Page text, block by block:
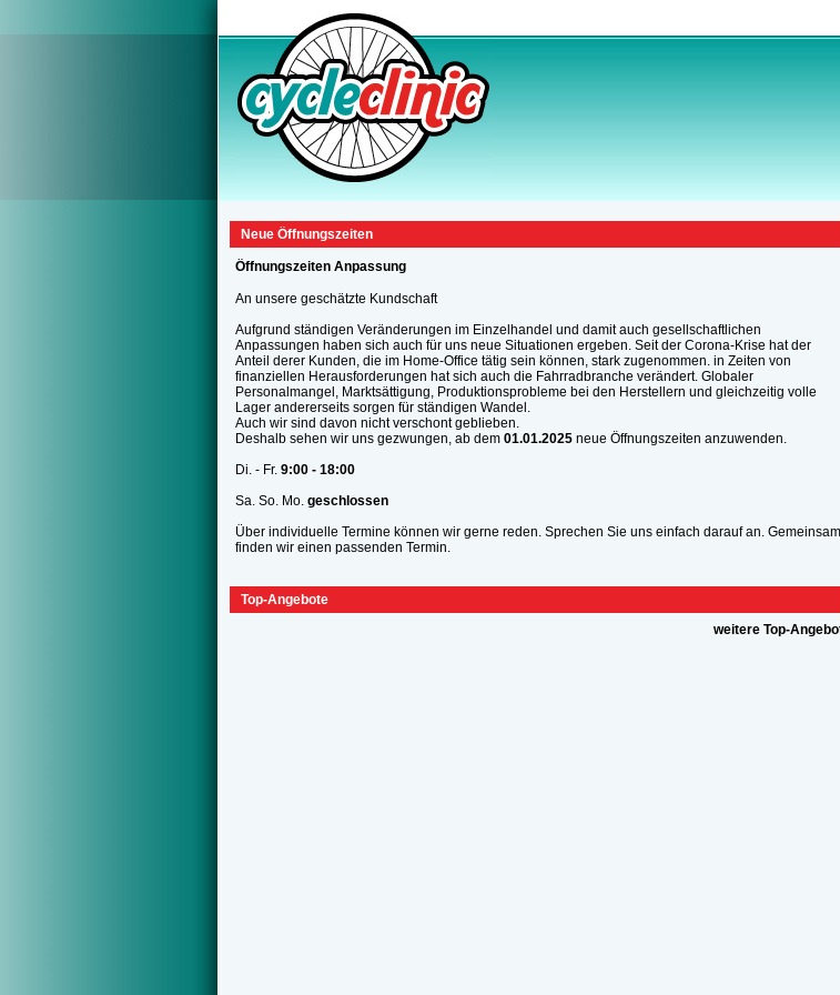
Neue Öffnungszeiten
Öffnungszeiten Anpassung
An unsere geschätzte Kundschaft
Aufgrund ständigen Veränderungen im Einzelhandel und damit auch gesellschaftlichen
Anpassungen haben sich auch für uns neue Situationen ergeben. Seit der Corona-Krise hat der
Anteil derer Kunden, die im Home-Office tätig sein können, stark zugenommen. in Zeiten von
finanziellen Herausforderungen hat sich auch die Fahrradbranche verändert. Globaler
Personalmangel, Marktsättigung, Produktionsprobleme bei den Herstellern und gleichzeitig volle
Lager andererseits sorgen für ständigen Wandel.
Auch wir sind davon nicht verschont geblieben.
Deshalb sehen wir uns gezwungen, ab dem 01.01.2025 neue Öffnungszeiten anzuwenden.
Di. - Fr. 9:00 - 18:00
Sa. So. Mo. geschlossen
Über individuelle Termine können wir gerne reden. Sprechen Sie uns einfach darauf an. Gemeinsam
finden wir einen passenden Termin.
Top-Angebote
weitere Top-